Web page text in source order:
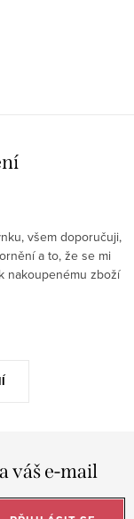
všem doporučuji,
a to, že se mi
nakoupenému zboží
váš e-mail